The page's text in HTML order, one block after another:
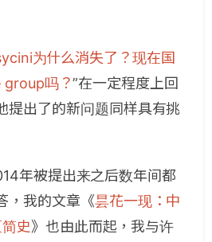
为什么消失了？现在国
group吗？”在一定程度上回
提出了的新问题同样具有挑
年被提出来之后数年间都
，我的文章《昙花一现：中
史》也由此而起，我与许